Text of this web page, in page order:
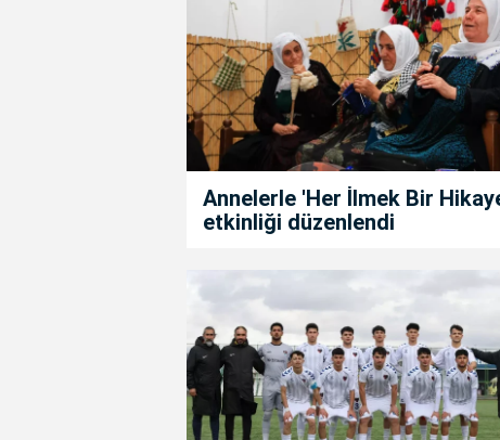
Annelerle 'Her İlmek Bir
etkinliği düzenlendi